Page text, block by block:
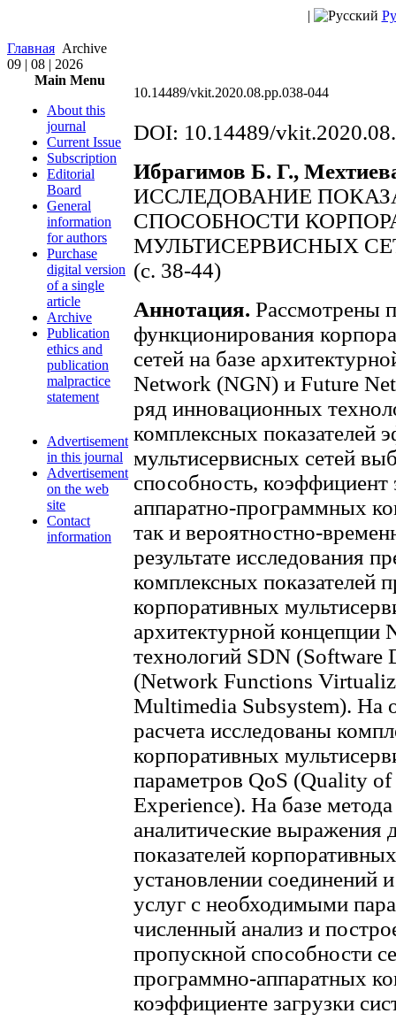
|
Главная Archive
09 | 08 | 2026
Main Menu
About this
journal
Current Issue
Subscription
Editorial
Board
General
information
for authors
Purchase
digital version
of a single
article
Archive
Publication
ethics and
publication
malpractice
statement
Advertisement
in this journal
Advertisement
on the web
site
Contact
information
10.14489/vkit.2020.08.pp.038-044
DOI: 10.14489/
Ибрагимов Б. Г.,
ИССЛЕДОВАНИЕ
СПОСОБНОСТИ
МУЛЬТИСЕРВИСНЫХ
(с. 38-44)
Аннотация. Рассмотрены
функционирования
сетей на базе
Network (NGN) и Future
ряд инновационных
комплексных показателей
мультисервисных сетей
способность, коэффициент
аппаратно-программных
так и вероятностно-
результате исследования
комплексных показателей
корпоративных
архитектурной концепции
технологий SDN
(Network Functions
Multimedia Subsystem). На
расчета исследованы
корпоративных
параметров QoS (Quality
Experience). На базе
аналитические выражения
показателей
установлении соединений
услуг с необходимыми
численный анализ и
пропускной способности
программно-аппаратных
коэффициенте загрузки